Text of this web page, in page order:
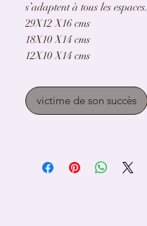
s’adaptent à tous les espaces.
29X12 X16 cms
18X10 X14 cms
12X10 X14 cms
victime de son succès